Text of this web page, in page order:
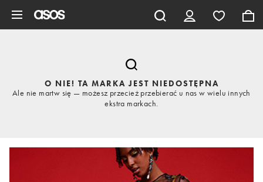
O NIE! TA MARKA JEST NIEDOSTĘPNA
Ale nie martw się — możesz przecież przebierać u nas w wielu innych
ekstra markach.